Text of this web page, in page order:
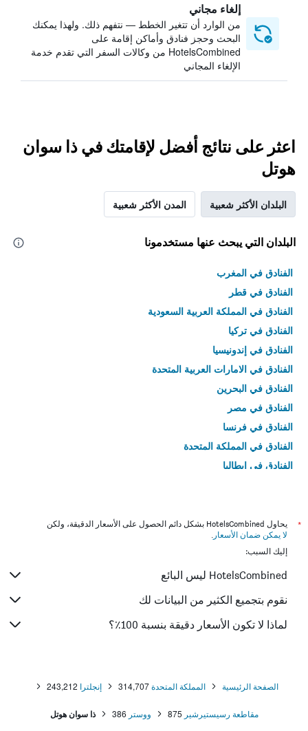
إلغاء مجاني
من الوارد أن تتغير الخطط — نتفهم ذلك. ولهذا يمكنك
البحث وحجز فنادق وأماكن إقامة على
HotelsCombined من وكالات السفر التي تقدم خدمة
الإلغاء المجاني
اعثر على نتائج أفضل لإقامتك في ذا سوان
هوتل
البلدان الأكثر شعبية المدن الأكثر شعبية
البلدان التي يبحث عنها مستخدمونا
الفنادق في المغرب
الفنادق في قطر
الفنادق في المملكة العربية السعودية
الفنادق في تركيا
الفنادق في إندونيسيا
الفنادق في الامارات العربية المتحدة
الفنادق في البحرين
الفنادق في مصر
الفنادق في فرنسا
الفنادق في المملكة المتحدة
الفنادق في إيطاليا
*
يحاول HotelsCombined بشكل دائم الحصول على الأسعار الدقيقة، ولكن
لا يمكن ضمان الأسعار .
إليك السبب:
HotelsCombined ليس البائع
نقوم بتجميع الكثير من البيانات لك
لماذا لا تكون الأسعار دقيقة بنسبة 100٪؟
الصفحة الرئيسية المملكة المتحدة 314,707 إنجلترا 243,212
مقاطعة رسيستيرشير 875 ووستر 386 ذا سوان هوتل